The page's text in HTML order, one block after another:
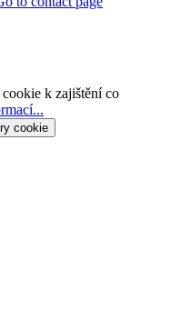
k zajištění co
cookie